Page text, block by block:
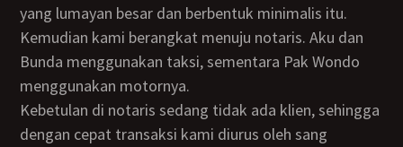
yang lumayan besar dan berbentuk minimalis itu.
Kemudian kami berangkat menuju notaris. Aku dan
Bunda menggunakan taksi, sementara Pak Wondo
menggunakan motornya.
Kebetulan di notaris sedang tidak ada klien, sehingga
dengan cepat transaksi kami diurus oleh sang